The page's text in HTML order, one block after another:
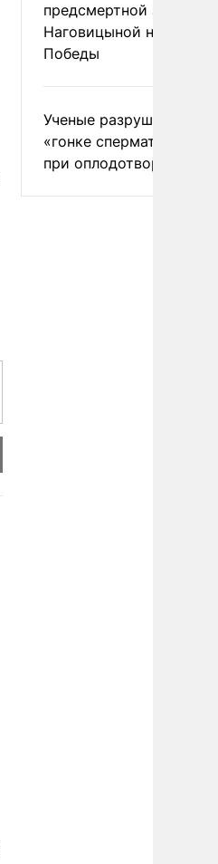
предсмертной записки
Наговицыной на пике
Победы
Ученые разрушили миф
«гонке
при оплодотворении